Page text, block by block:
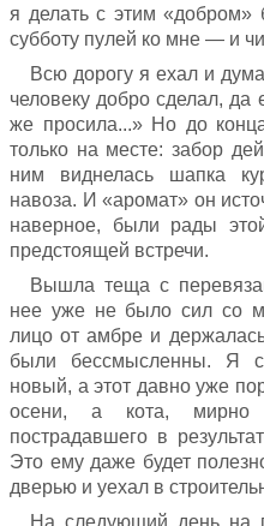
я делать с этим «добром»
субботу пулей ко мне — и
Всю дорогу я ехал и
человеку добро сделал,
же просила...» Но до
только на месте: забор
ним виднелась шапка
навоза. И «аромат» он
наверное, были рады
предстоящей встречи.
Вышла теща с
нее уже не было сил со
лицо от амбре и
были бессмысленны. Я
новый, а этот давно уже
осени, а кота,
пострадавшего в
Это ему даже будет
дверью и уехал в
На следующий день на